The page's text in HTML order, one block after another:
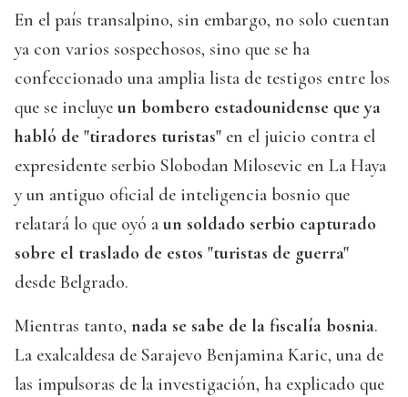
En el país transalpino, sin embargo, no solo cuentan
ya con varios sospechosos, sino que se ha
confeccionado una amplia lista de testigos entre los
que se incluye un bombero estadounidense que ya
habló de "tiradores turistas" en el juicio contra el
expresidente serbio Slobodan Milosevic en La Haya
y un antiguo oficial de inteligencia bosnio que
relatará lo que oyó a un soldado serbio capturado
sobre el traslado de estos "turistas de guerra"
desde Belgrado.
Mientras tanto, nada se sabe de la fiscalía bosnia.
La exalcaldesa de Sarajevo Benjamina Karic, una de
las impulsoras de la investigación, ha explicado que